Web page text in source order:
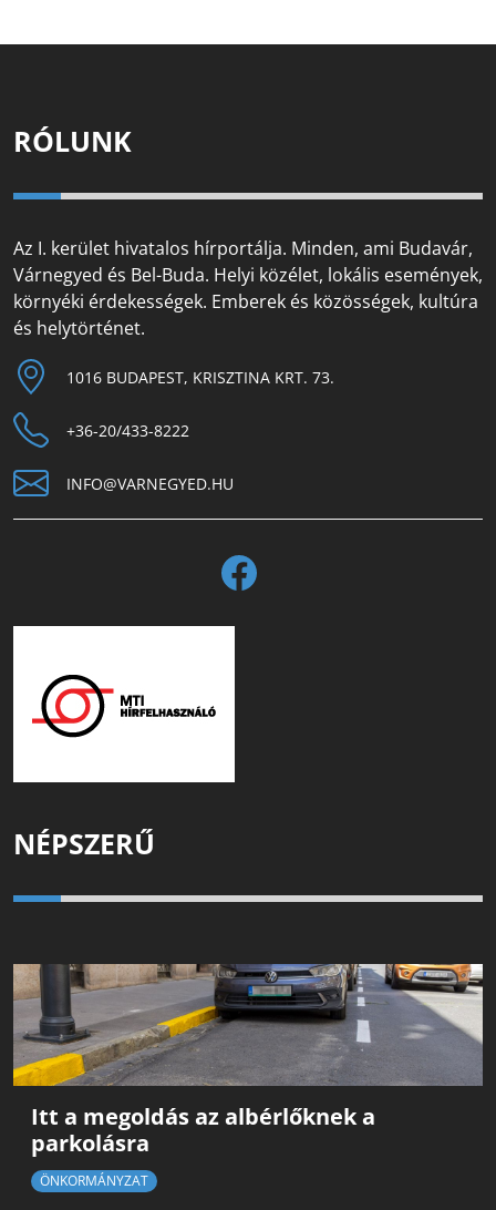
RÓLUNK
Az I. kerület hivatalos hírportálja. Minden, ami Budavár,
Várnegyed és Bel-Buda. Helyi közélet, lokális események,
környéki érdekességek. Emberek és közösségek, kultúra
és helytörténet.
1016 BUDAPEST, KRISZTINA KRT. 73.
+36-20/433-8222
INFO@VARNEGYED.HU
NÉPSZERŰ
Itt a megoldás az albérlőknek a
parkolásra
ÖNKORMÁNYZAT